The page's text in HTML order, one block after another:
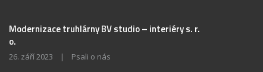
Modernizace truhlárny BV studio – interiéry s. r.
o.
26. září 2023 | Psali o nás